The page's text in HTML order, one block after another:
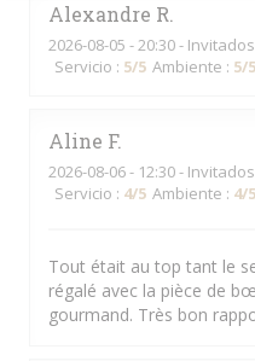
Alexandre R
2026-08-05 - 20:30 -
Servicio : 5/5 Ambiente : 5/5
Aline F
2026-08-06- 12:30 -
Servicio : 4/5 Ambiente : 4/5
Tout était au top tant le
régalé avec la pièce de
gourmand. Très bon